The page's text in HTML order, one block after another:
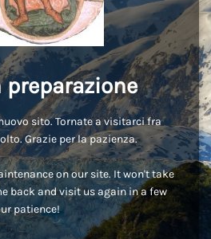
sito. Tornate a visitarci fra
Grazie per la pazienza.
on our site. It won't take
back and visit us again in a few
patience!